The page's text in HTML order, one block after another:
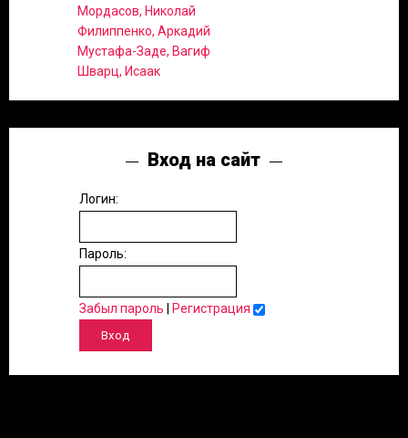
Мордасов, Николай
Филиппенко, Аркадий
Мустафа-Заде, Вагиф
Шварц, Исаак
Вход на сайт
Логин:
Пароль:
Забыл пароль Регистрация